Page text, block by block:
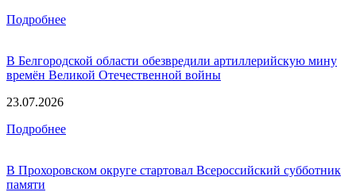
Подробнее
В Белгородской области обезвредили артиллерийскую мину
времён Великой Отечественной войны
23.07.2026
Подробнее
В Прохоровском округе стартовал Всероссийский субботник
памяти